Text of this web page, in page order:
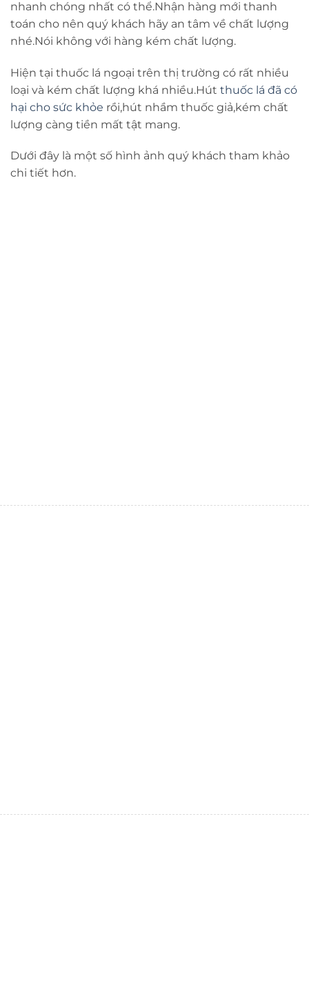
nhanh chóng nhất có thể.Nhận hàng mới thanh
toán cho nên quý khách hãy an tâm về chất lượng
nhé.Nói không với hàng kém chất lượng.
Hiện tại thuốc lá ngoại trên thị trường có rất nhiều
loại và kém chất lượng khá nhiều.Hút thuốc lá đã có
hại cho sức khỏe rồi,hút nhầm thuốc giả,kém chất
lượng càng tiền mất tật mang.
Dưới đây là một số hình ảnh quý khách tham khảo
chi tiết hơn.